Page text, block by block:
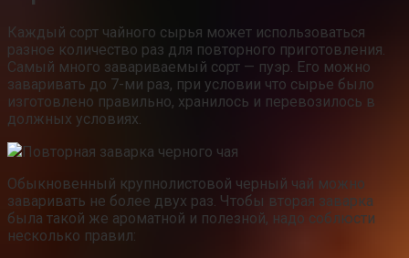
Каждый сорт чайного сырья может использоваться
разное количество раз для повторного приготовления.
Самый много завариваемый сорт — пуэр. Его можно
заваривать до 7-ми раз, при условии что сырье было
изготовлено правильно, хранилось и перевозилось в
должных условиях.
Повторная заварка черного чая
Обыкновенный крупнолистовой черный чай можно
заваривать не более двух раз. Чтобы вторая заварка
была такой же ароматной и полезной, надо соблюсти
несколько правил: